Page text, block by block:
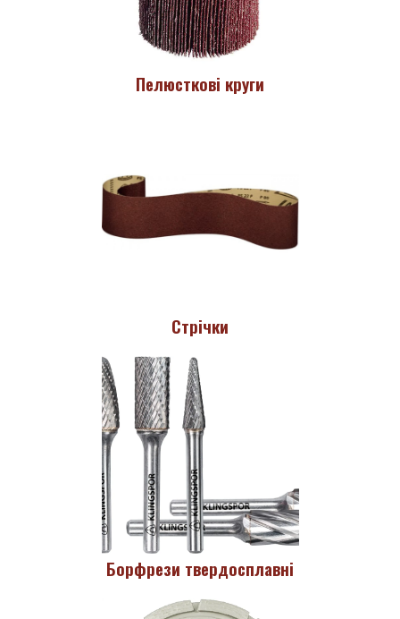
Пелюсткові круги
Стрічки
Борфрези твердосплавні